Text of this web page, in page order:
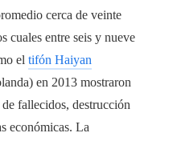
cerca de veinte
cuales entre seis y nueve
el tifón Haiyan
en 2013 mostraron
fallecidos, destrucción
económicas. La